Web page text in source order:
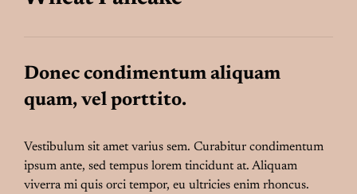
Donec condimentum aliquam
quam, vel porttito.
Vestibulum sit amet varius sem. Curabitur condimentum
ipsum ante, sed tempus lorem tincidunt at. Aliquam
viverra mi quis orci tempor, eu ultricies enim rhoncus.